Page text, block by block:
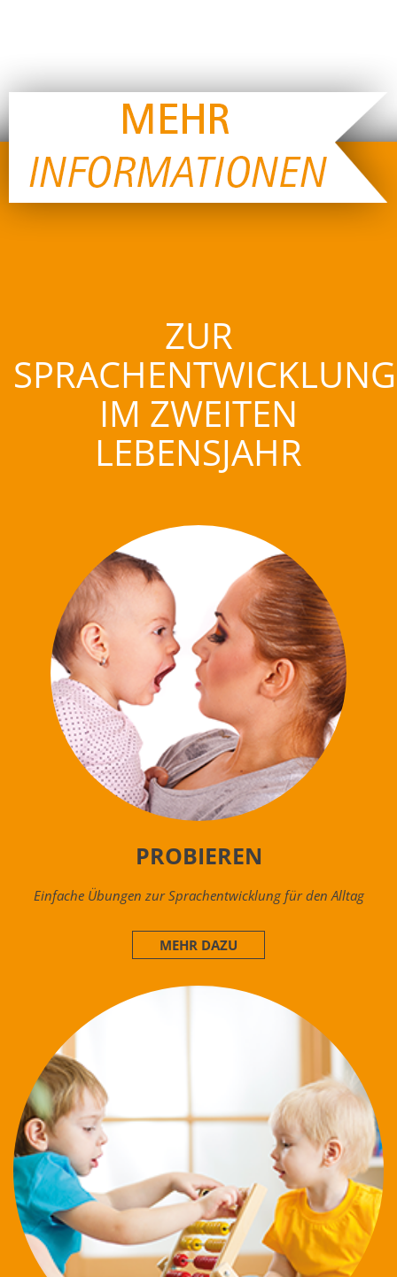
ZUR
SPRACHENTWICKLUNG
IM ZWEITEN
LEBENSJAHR
PROBIEREN
Einfache Übungen zur Sprachentwicklung für den Alltag
MEHR DAZU